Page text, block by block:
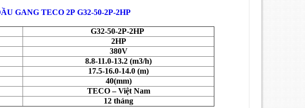
GANG TECO 2P G32-50-2P-2HP
G32-50-2P-2HP
2HP
380V
8.8-11.0-13.2 (m3/h)
17.5-16.0-14.0 (m)
40(mm)
TECO – Việt Nam
12 tháng